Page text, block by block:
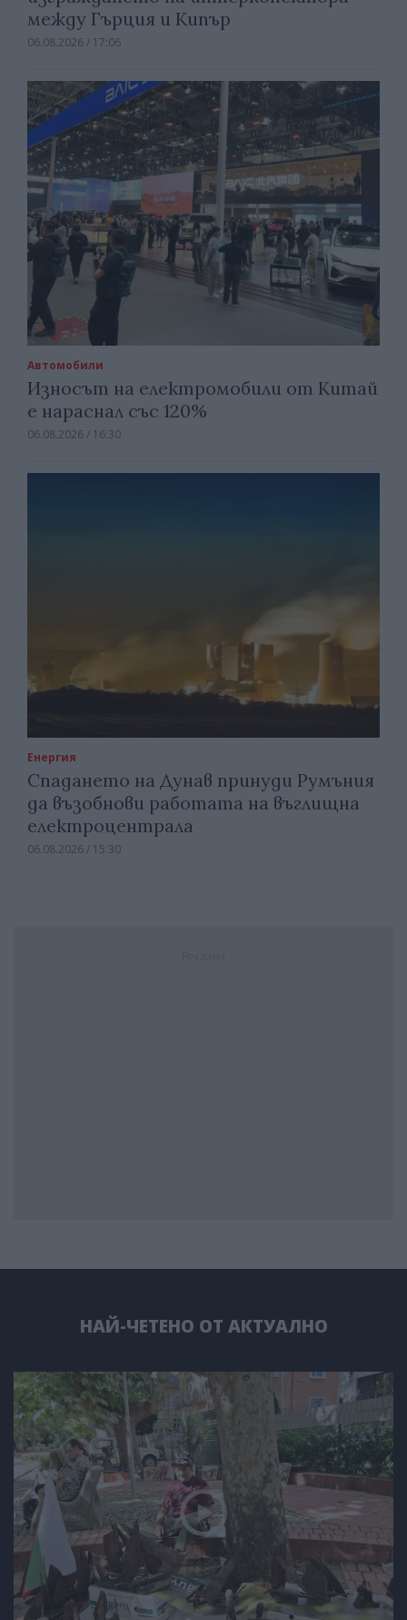
между Гърция и Кипър
06.08.2026 / 17:06
Автомобили
Износът на електромобили от Китай
е нараснал със 120%
06.08.2026 / 16:30
Енергия
Спадането на Дунав принуди Румъния
да възобнови работата на въглищна
електроцентрала
06.08.2026 / 15:30
НАЙ-ЧЕТЕНО ОТ АКТУАЛНО